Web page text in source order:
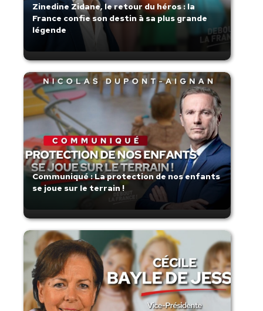
Zinedine Zidane, le retour du héros : la
France confie son destin à sa plus grande
légende
Communiqué : La protection de nos enfants
se joue sur le terrain !